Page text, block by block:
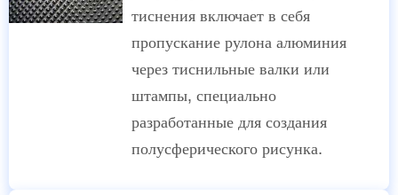
тиснения включает в себя
пропускание рулона алюминия
через тиснильные валки или
штампы, специально
разработанные для создания
полусферического рисунка.